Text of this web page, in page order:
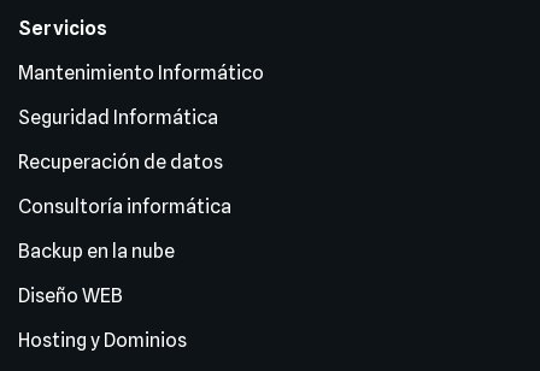
Servicios
Mantenimiento Informático
Seguridad Informática
Recuperación de datos
Consultoría informática
Backup en la nube
Diseño WEB
Hosting y Dominios